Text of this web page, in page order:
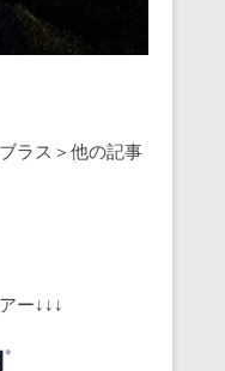
ラス＞他の記事
ー↓↓↓